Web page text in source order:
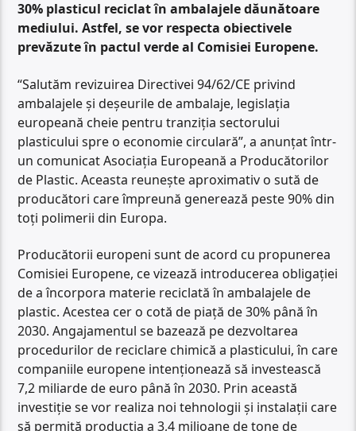
30% plasticul reciclat în ambalajele dăunătoare
mediului. Astfel, se vor respecta obiectivele
prevăzute în pactul verde al Comisiei Europene.
“Salutăm revizuirea Directivei 94/62/CE privind
ambalajele și deșeurile de ambalaje, legislația
europeană cheie pentru tranziția sectorului
plasticului spre o economie circulară”, a anunțat într-
un comunicat Asociația Europeană a Producătorilor
de Plastic. Aceasta reunește aproximativ o sută de
producători care împreună generează peste 90% din
toți polimerii din Europa.
Producătorii europeni sunt de acord cu propunerea
Comisiei Europene, ce vizează introducerea obligației
de a încorpora materie reciclată în ambalajele de
plastic. Acestea cer o cotă de piață de 30% până în
2030. Angajamentul se bazează pe dezvoltarea
procedurilor de reciclare chimică a plasticului, în care
companiile europene intenționează să investească
7,2 miliarde de euro până în 2030. Prin această
investiție se vor realiza noi tehnologii și instalații care
să permită producția a 3,4 milioane de tone de